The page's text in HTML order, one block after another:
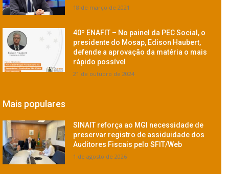
18 de março de 2021
40º ENAFIT – No painel da PEC Social, o
presidente do Mosap, Edison Haubert,
defende a aprovação da matéria o mais
rápido possível
21 de outubro de 2024
Mais populares
SINAIT reforça ao MGI necessidade de
preservar registro de assiduidade dos
Auditores Fiscais pelo SFIT/Web
1 de agosto de 2026